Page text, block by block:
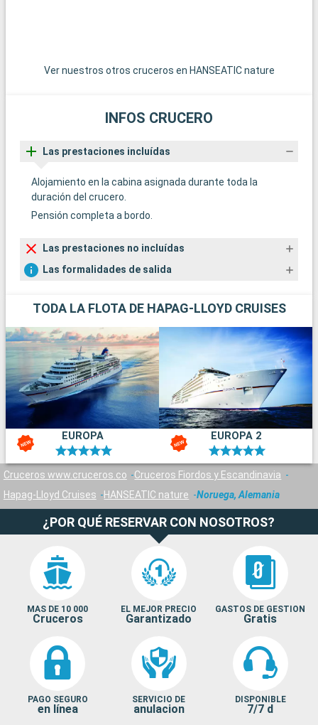
Ver nuestros otros cruceros en HANSEATIC nature
INFOS CRUCERO
Las prestaciones incluídas
Alojamiento en la cabina asignada durante toda la
duración del crucero.
Pensión completa a bordo.
Las prestaciones no incluídas
Las formalidades de salida
TODA LA FLOTA DE HAPAG-LLOYD CRUISES
EUROPA EUROPA 2
Cruceros www.cruceros.co
Cruceros Fiordos y Escandinavia
Hapag-Lloyd Cruises
HANSEATIC nature Noruega, Alemania
¿POR QUÉ RESERVAR CON NOSOTROS?
MAS DE 10 000
Cruceros
EL MEJOR PRECIO
Garantizado
GASTOS DE GESTION
Gratis
PAGO SEGURO
en línea
SERVICIO DE
anulacion
DISPONIBLE
7/7 d